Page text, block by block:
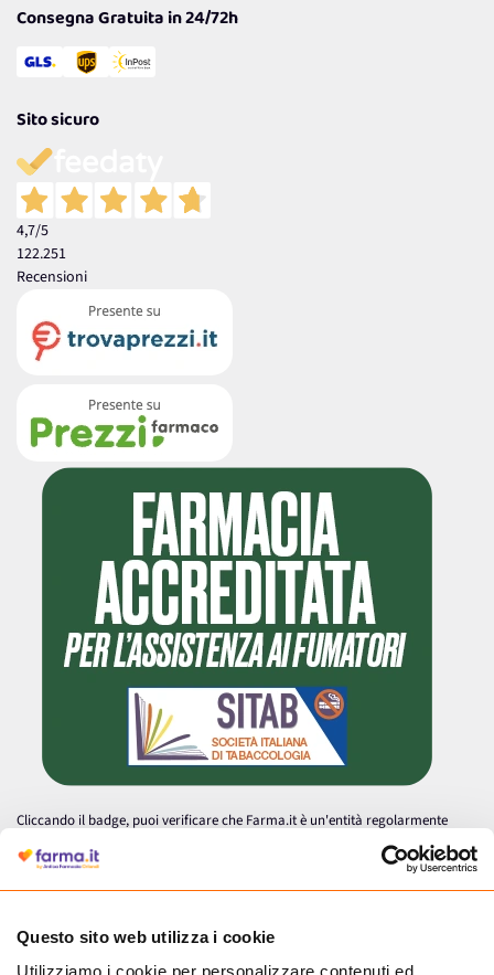
Questo sito web utilizza i cookie
Utilizziamo i cookie per personalizzare contenuti ed
Consegna Gratuita in 24/72h
Sito sicuro
4,7/5
122.251
Recensioni
Cliccando il badge, puoi verificare che Farma.it è un'entità regolarmente
autorizzata dal Ministero della Salute a effettuare la vendita online di
medicinali.